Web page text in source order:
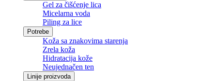
Gel za čišćenje lica
Micelarna voda
Piling za lice
Potrebe
Koža sa znakovima starenja
Zrela koža
Hidratacija kože
Neujednačen ten
Linije proizvoda